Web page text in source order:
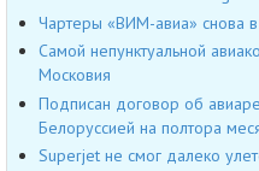
Чартеры «ВИМ-авиа» снова
Самой непунктуальной
Московия
Подписан договор об
Белоруссией на полтора
Superjet не смог далеко